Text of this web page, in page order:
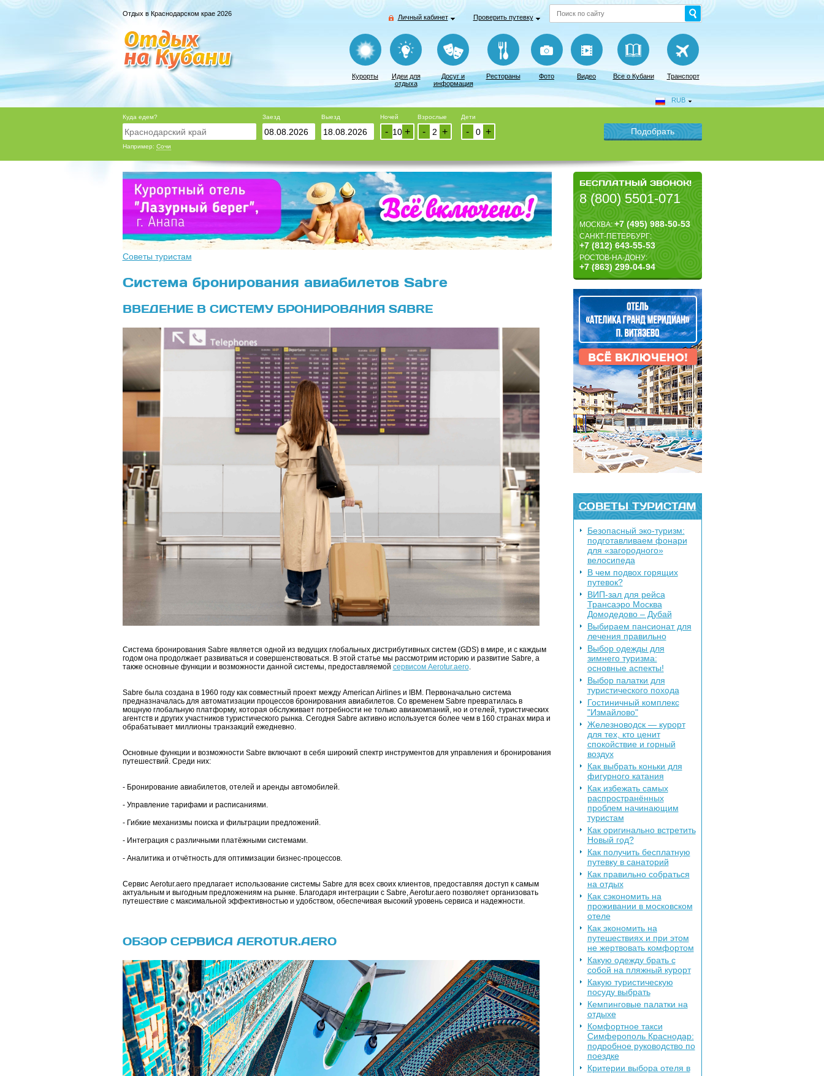
Отдых в Краснодарском крае 2026 Личный кабинет Проверить путевку
Курорты
Идеи для
отдыха
Досуг и
информация
Рестораны Фото Видео Все о Кубани Транспорт
RUB
Куда едем?
Например: Сочи
Заезд Выезд Ночей
+
-
Взрослые
+
-
Дети
+
-
БЕСПЛАТНЫЙ ЗВОНОК!
8 (800) 5501-071
МОСКВА:+7 (495) 988-50-53
САНКТ-ПЕТЕРБУРГ:
+7 (812) 643-55-53
РОСТОВ-НА-ДОНУ:
+7 (863) 299-04-94
СОВЕТЫ ТУРИСТАМ
Безопасный эко-туризм:
подготавливаем фонари
для «загородного»
велосипеда
В чем подвох горящих
путевок?
ВИП-зал для рейса
Трансаэро Москва
Домодедово – Дубай
Выбираем пансионат для
лечения правильно
Выбор одежды для
зимнего туризма:
основные аспекты!
Выбор палатки для
туристического похода
Гостиничный комплекс
"Измайлово"
Железноводск — курорт
для тех, кто ценит
спокойствие и горный
воздух
Как выбрать коньки для
фигурного катания
Как избежать самых
распространённых
проблем начинающим
туристам
Как оригинально встретить
Новый год?
Как получить бесплатную
путевку в санаторий
Как правильно собраться
на отдых
Как сэкономить на
проживании в московском
отеле
Как экономить на
путешествиях и при этом
не жертвовать комфортом
Какую одежду брать с
собой на пляжный курорт
Какую туристическую
посуду выбрать
Кемпинговые палатки на
отдыхе
Комфортное такси
Симферополь Краснодар:
подробное руководство по
поездке
Критерии выбора отеля в
Советы туристам
Система бронирования авиабилетов Sabre
ВВЕДЕНИЕ В СИСТЕМУ БРОНИРОВАНИЯ SABRE
Система бронирования Sabre является одной из ведущих глобальных дистрибутивных систем (GDS) в мире, и с каждым
годом она продолжает развиваться и совершенствоваться. В этой статье мы рассмотрим историю и развитие Sabre, а
также основные функции и возможности данной системы, предоставляемой сервисом Aerotur.aero.
Sabre была создана в 1960 году как совместный проект между American Airlines и IBM. Первоначально система
предназначалась для автоматизации процессов бронирования авиабилетов. Со временем Sabre превратилась в
мощную глобальную платформу, которая обслуживает потребности не только авиакомпаний, но и отелей, туристических
агентств и других участников туристического рынка. Сегодня Sabre активно используется более чем в 160 странах мира и
обрабатывает миллионы транзакций ежедневно.
Основные функции и возможности Sabre включают в себя широкий спектр инструментов для управления и бронирования
путешествий. Среди них:
- Бронирование авиабилетов, отелей и аренды автомобилей.
- Управление тарифами и расписаниями.
- Гибкие механизмы поиска и фильтрации предложений.
- Интеграция с различными платёжными системами.
- Аналитика и отчётность для оптимизации бизнес-процессов.
Сервис Aerotur.aero предлагает использование системы Sabre для всех своих клиентов, предоставляя доступ к самым
актуальным и выгодным предложениям на рынке. Благодаря интеграции с Sabre, Aerotur.aero позволяет организовать
путешествие с максимальной эффективностью и удобством, обеспечивая высокий уровень сервиса и надежности.
ОБЗОР СЕРВИСА AEROTUR.AERO